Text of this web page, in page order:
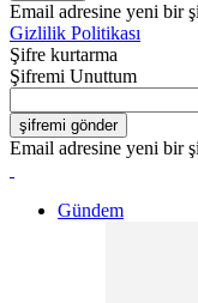
Email adresine yeni bir
Gizlilik Politikası
Şifre kurtarma
Şifremi Unuttum
Email adresine yeni bir
Gündem